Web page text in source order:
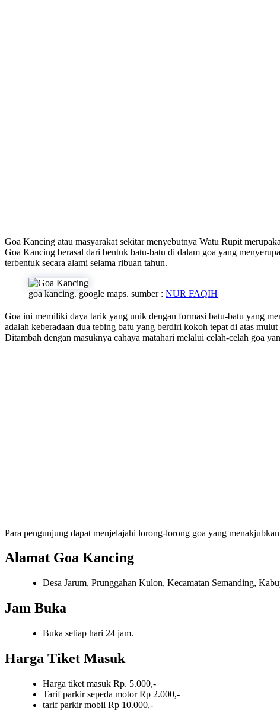
Goa Kancing atau masyarakat sekitar menyebutnya Watu Rupit
Goa Kancing berasal dari bentuk batu-batu di dalam goa yang
terbentuk secara alami selama ribuan tahun.
goa kancing. google maps. sumber : NUR FAQIH
Goa ini memiliki daya tarik yang unik dengan formasi batu-batu yang
adalah keberadaan dua tebing batu yang berdiri kokoh tepat di atas
Ditambah dengan masuknya cahaya matahari melalui celah-celah goa
Para pengunjung dapat menjelajahi lorong-lorong goa yang
Alamat Goa Kancing
Desa Jarum, Prunggahan Kulon, Kecamatan Semanding,
Jam Buka
Buka setiap hari 24 jam.
Harga Tiket Masuk
Harga tiket masuk Rp. 5.000,-
Tarif parkir sepeda motor Rp 2.000,-
tarif parkir mobil Rp 10.000,-